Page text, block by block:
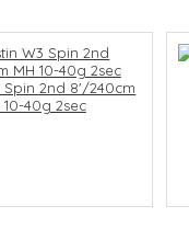
Spin 2nd 8'/240cm
10-40g 2sec